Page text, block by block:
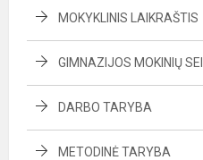
MOKYKLINIS LAIKRAŠTIS
GIMNAZIJOS MOKINIŲ
DARBO TARYBA
METODINĖ TARYBA